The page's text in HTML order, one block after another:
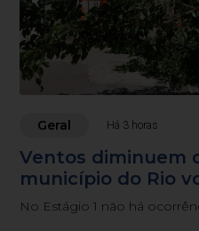
Geral Há 3 horas
Ventos diminuem
município do Rio
No Estágio 1 não há